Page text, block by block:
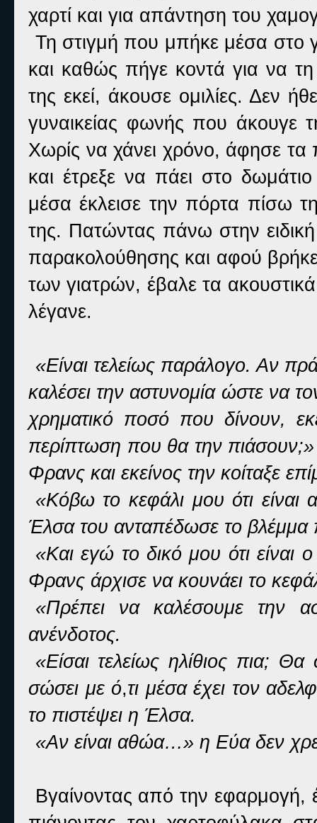
χαρτί και για απάντηση του
Τη στιγμή που μπήκε μέσα στο
και καθώς πήγε κοντά για να
της εκεί, άκουσε ομιλίες. Δεν
γυναικείας φωνής που άκουγε
Χωρίς να χάνει χρόνο, άφησε
και έτρεξε να πάει στο
μέσα έκλεισε την πόρτα πίσω
της. Πατώντας πάνω στην
παρακολούθησης και αφού
των γιατρών, έβαλε τα ακουστικά
λέγανε.
«Είναι τελείως παράλογο. Αν
καλέσει την αστυνομία ώστε να
χρηματικό ποσό που δίνουν,
περίπτωση που θα την
Φρανς και εκείνος την κοίταξε
«Κόβω το κεφάλι μου ότι
Έλσα του ανταπέδωσε το βλέμμα
«Και εγώ το δικό μου ότι είναι
Φρανς άρχισε να κουνάει το
«Πρέπει να καλέσουμε την
ανένδοτος.
«Είσαι τελείως ηλίθιος πια;
σώσει με ό,τι μέσα έχει τον
το πιστέψει η Έλσα.
«Αν είναι αθώα…» η Εύα δεν
Βγαίνοντας από την εφαρμογή,